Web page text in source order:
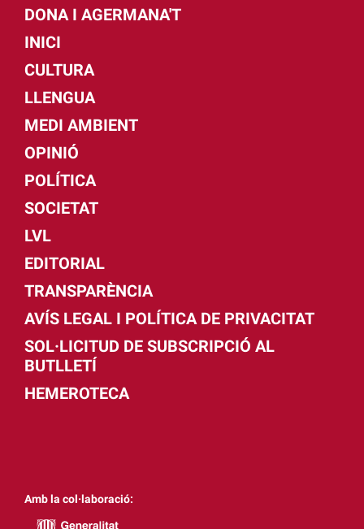
DONA I AGERMANA'T
INICI
CULTURA
LLENGUA
MEDI AMBIENT
OPINIÓ
POLÍTICA
SOCIETAT
LVL
EDITORIAL
TRANSPARÈNCIA
AVÍS LEGAL I POLÍTICA DE PRIVACITAT
SOL·LICITUD DE SUBSCRIPCIÓ AL
BUTLLETÍ
HEMEROTECA
Amb la col·laboració: